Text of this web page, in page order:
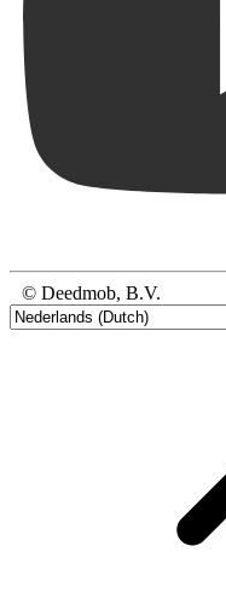
© Deedmob, B.V.